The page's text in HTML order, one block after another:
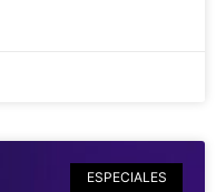
ESPECIALES